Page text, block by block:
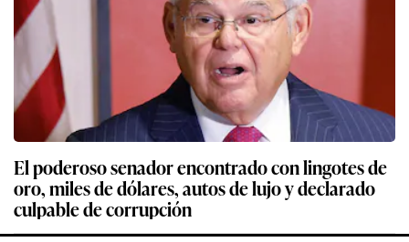
El poderoso senador encontrado con lingotes de
oro, miles de dólares, autos de lujo y declarado
culpable de corrupción